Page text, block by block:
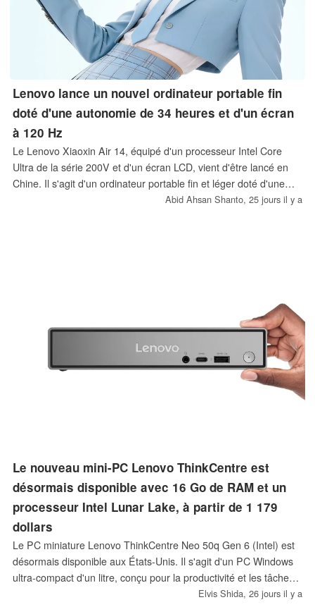
Lenovo lance un nouvel ordinateur portable fin
doté d'une autonomie de 34 heures et d'un écran
à 120 Hz
Le Lenovo Xiaoxin Air 14, équipé d'un processeur Intel Core
Ultra de la série 200V et d'un écran LCD, vient d'être lancé en
Chine. Il s'agit d'un ordinateur portable fin et léger doté d'une
batterie de 65 Wh offrant jusqu'à 34 heures d'autonomie. Son
Abid Ahsan Shanto, 25 jours il y a
Le nouveau mini-PC Lenovo ThinkCentre est
désormais disponible avec 16 Go de RAM et un
processeur Intel Lunar Lake, à partir de 1 179
dollars
Le PC miniature Lenovo ThinkCentre Neo 50q Gen 6 (Intel) est
désormais disponible aux États-Unis. Il s'agit d'un PC Windows
ultra-compact d'un litre, conçu pour la productivité et les tâches
d'IA locales. Il remplace la puce Snapdragon par un processeur
Elvis Shida, 26 jours il y a